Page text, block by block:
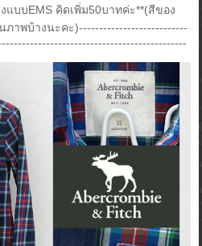
แบบEMS คิดเพิ่ม50บาทค่ะ**(สีของ
ภาพบ้างนะคะ)---------------------------